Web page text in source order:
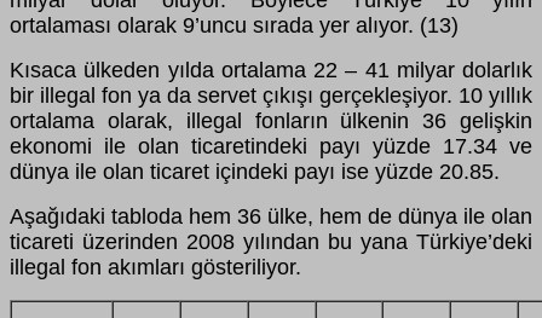
ortalaması olarak 9’uncu sırada yer alıyor. (13)
Kısaca ülkeden yılda ortalama 22 – 41 milyar dolarlık
bir illegal fon ya da servet çıkışı gerçekleşiyor. 10 yıllık
ortalama olarak, illegal fonların ülkenin 36 gelişkin
ekonomi ile olan ticaretindeki payı yüzde 17.34 ve
dünya ile olan ticaret içindeki payı ise yüzde 20.85.
Aşağıdaki tabloda hem 36 ülke, hem de dünya ile olan
ticareti üzerinden 2008 yılından bu yana Türkiye’deki
illegal fon akımları gösteriliyor.